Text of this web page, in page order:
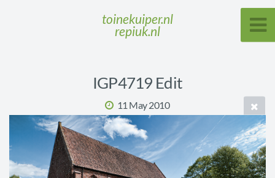
toinekuiper.nl
repiuk.nl
IGP4719 Edit
11 May 2010